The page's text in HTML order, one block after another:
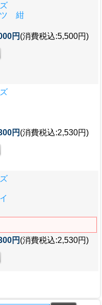
ツ 紺
円 (消費税込:5,500円)
円 (消費税込:2,530円)
円 (消費税込:2,530円)